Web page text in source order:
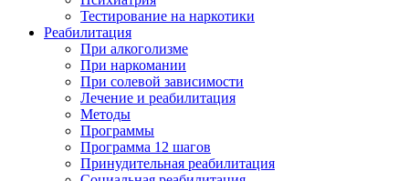
Тестирование на наркотики
Реабилитация
При алкоголизме
При наркомании
При солевой зависимости
Лечение и реабилитация
Методы
Программы
Программа 12 шагов
Принудительная реабилитация